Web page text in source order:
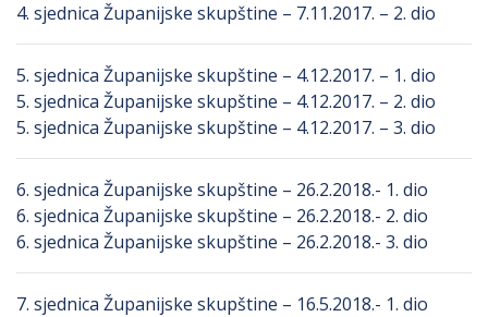
4. sjednica Županijske skupštine – 7.11.2017. – 2. dio
5. sjednica Županijske skupštine – 4.12.2017. – 1. dio
5. sjednica Županijske skupštine – 4.12.2017. – 2. dio
5. sjednica Županijske skupštine – 4.12.2017. – 3. dio
6. sjednica Županijske skupštine – 26.2.2018.- 1. dio
6. sjednica Županijske skupštine – 26.2.2018.- 2. dio
6. sjednica Županijske skupštine – 26.2.2018.- 3. dio
7. sjednica Županijske skupštine – 16.5.2018.- 1. dio